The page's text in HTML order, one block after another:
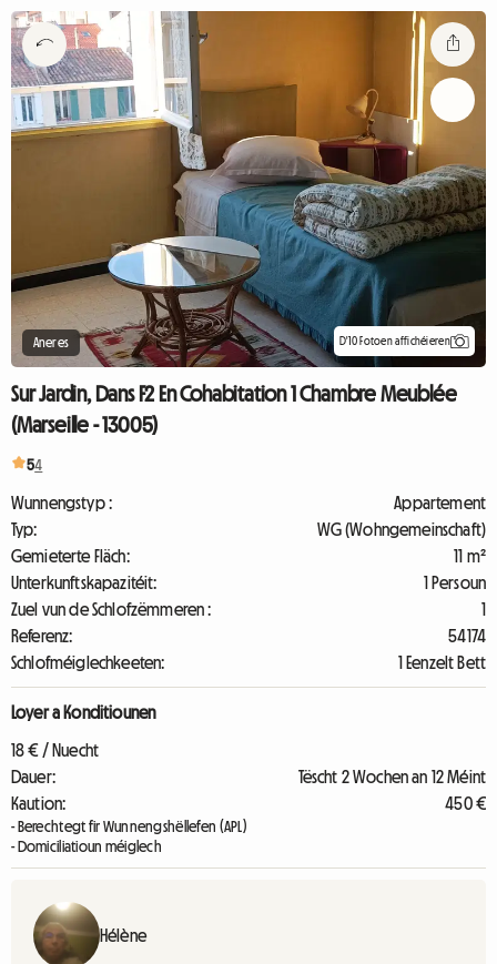
Aneres D'10 Fotoen affichéieren
Sur Jardin, Dans F2 En Cohabitation 1 Chambre Meublée
(Marseille - 13005)
54
Wunnengstyp :
Appartement
Typ:
WG (Wohngemeinschaft)
Gemieterte Fläch:
11 m²
Unterkunftskapazitéit:
1 Persoun
Zuel vun de Schlofzëmmeren :
1
Referenz:
54174
Schlofméiglechkeeten:
1 Eenzelt Bett
Loyer a Konditiounen
18 € / Nuecht
Dauer:
Tëscht 2 Wochen an 12 Méint
Kaution:
450 €
- Berechtegt fir Wunnengshëllefen (APL)
- Domiciliatioun méiglech
Hélène